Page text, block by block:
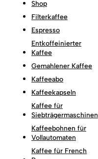
Shop
Filterkaffee
Espresso
Entkoffeinierter
Kaffee
Gemahlener Kaffee
Kaffeeabo
Kaffeekapseln
Kaffee für
Siebträgermaschinen
Kaffeebohnen für
Vollautomaten
Kaffee für French